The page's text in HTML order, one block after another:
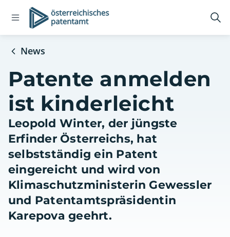
Open
navigation
Logo
News
Patente anmelden
ist kinderleicht
Leopold Winter, der jüngste
Erfinder Österreichs, hat
selbstständig ein Patent
eingereicht und wird von
Klimaschutzministerin Gewessler
und Patentamtspräsidentin
Karepova geehrt.